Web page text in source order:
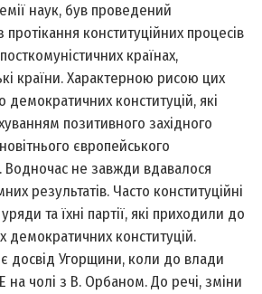
наук, був проведений
протікання конституційних процесів
країнах,
країни. Характерною рисою цих
демократичних конституцій, які
позитивного західного
європейського
Водночас не завжди вдавалося
результатів. Часто конституційні
та їхні партії, які приходили до
демократичних конституцій.
досвід Угорщини, коли до влади
на чолі з В. Орбаном. До речі, зміни